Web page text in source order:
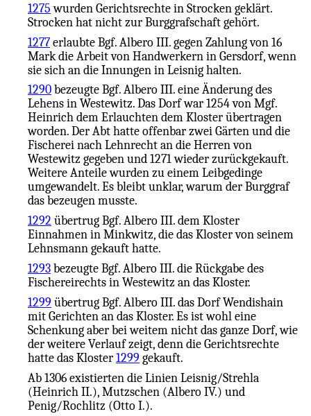
1275 wurden Gerichtsrechte in Strocken geklärt.
Strocken hat nicht zur Burggrafschaft gehört.
1277 erlaubte Bgf. Albero III. gegen Zahlung von 16
Mark die Arbeit von Handwerkern in Gersdorf, wenn
sie sich an die Innungen in Leisnig halten.
1290 bezeugte Bgf. Albero III. eine Änderung des
Lehens in Westewitz. Das Dorf war 1254 von Mgf.
Heinrich dem Erlauchten dem Kloster übertragen
worden. Der Abt hatte offenbar zwei Gärten und die
Fischerei nach Lehnrecht an die Herren von
Westewitz gegeben und 1271 wieder zurückgekauft.
Weitere Anteile wurden zu einem Leibgedinge
umgewandelt. Es bleibt unklar, warum der Burggraf
das bezeugen musste.
1292 übertrug Bgf. Albero III. dem Kloster
Einnahmen in Minkwitz, die das Kloster von seinem
Lehnsmann gekauft hatte.
1293 bezeugte Bgf. Albero III. die Rückgabe des
Fischereirechts in Westewitz an das Kloster.
1299 übertrug Bgf. Albero III. das Dorf Wendishain
mit Gerichten an das Kloster. Es ist wohl eine
Schenkung aber bei weitem nicht das ganze Dorf, wie
der weitere Verlauf zeigt, denn die Gerichtsrechte
hatte das Kloster 1299 gekauft.
Ab 1306 existierten die Linien Leisnig/Strehla
(Heinrich II.), Mutzschen (Albero IV.) und
Penig/Rochlitz (Otto I.).